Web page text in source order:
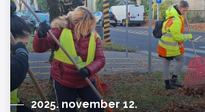
2025. november 12.